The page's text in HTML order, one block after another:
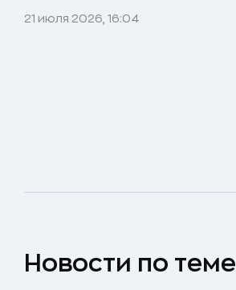
21 июля 2026, 16:04
Новости по теме